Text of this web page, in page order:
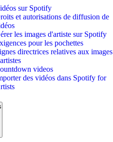
sur Spotify
et autorisations de diffusion de
les images d'artiste sur Spotify
pour les pochettes
directrices relatives aux images
videos
des vidéos dans Spotify for